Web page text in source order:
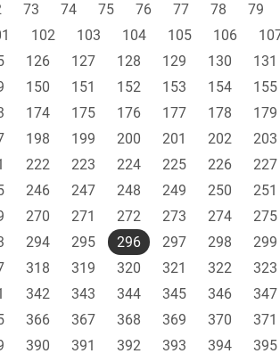
73 74 75 76 77 78 79
102 103 104 105 106
126 127 128 129 130 131
150 151 152 153 154 155
174 175 176 177 178 179
198 199 200 201 202 203
222 223 224 225 226 227
246 247 248 249 250 251
270 271 272 273 274 275
294 295 296 297 298 299
318 319 320 321 322 323
342 343 344 345 346 347
366 367 368 369 370 371
390 391 392 393 394 395